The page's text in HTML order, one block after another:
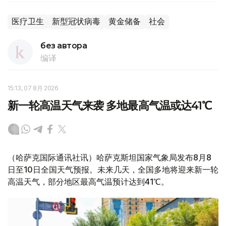
医疗卫生 新型冠状病毒 黄金储备 社会
без автора
编译
15:13, 07 8月 2026
新一轮高温天气来袭 多地最高气温或达41℃
（哈萨克国际通讯社讯）哈萨克斯坦国家气象局发布8月8
日至10日全国天气预报。未来几天，全国多地将迎来新一轮
高温天气，部分地区最高气温预计达到41℃。